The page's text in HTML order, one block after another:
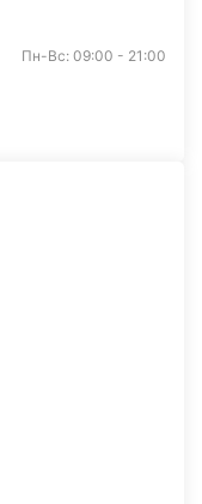
Пн-Вс: 09:00 - 21:00